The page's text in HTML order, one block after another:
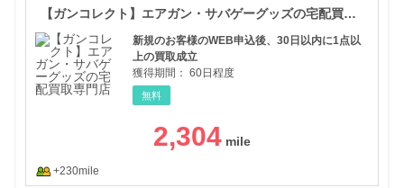
【ガンコレクト】エアガン・サバゲーグッズの宅配買取専門店
新規のお客様のWEB申込後、30日以内に1点以
上の買取成立
獲得期間： 60日程度
無料
2,304
+230mile